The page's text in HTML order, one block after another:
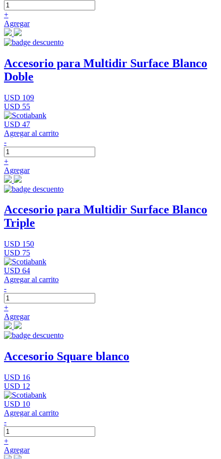
+
Agregar
Accesorio para Multidir Surface Blanco
Doble
USD 109
USD 55
USD 47
Agregar al carrito
-
+
Agregar
Accesorio para Multidir Surface Blanco
Triple
USD 150
USD 75
USD 64
Agregar al carrito
-
+
Agregar
Accesorio Square blanco
USD 16
USD 12
USD 10
Agregar al carrito
-
+
Agregar